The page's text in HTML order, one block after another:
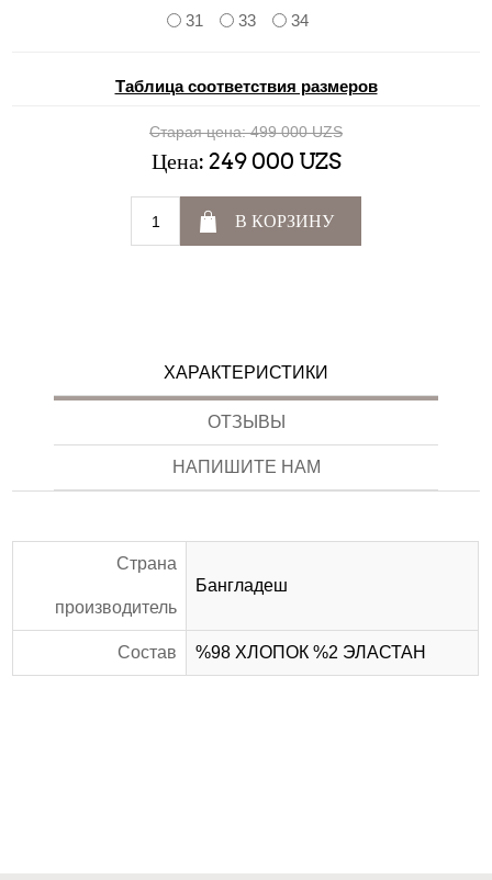
31
33 34
Таблица соответствия размеров
Старая цена: 499 000 UZS
Цена: 249 000 UZS
В КОРЗИНУ
ХАРАКТЕРИСТИКИ
ОТЗЫВЫ
НАПИШИТЕ НАМ
Страна
производитель
Бангладеш
Состав %98 ХЛОПОК %2 ЭЛАСТАН